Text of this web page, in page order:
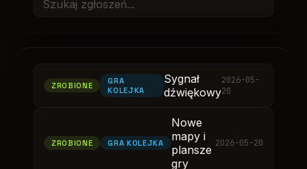
ZROBIONE
GRA
KOLEJKA
Sygnał
dźwiękowy
2026-05-
20
ZROBIONE GRA KOLEJKA
Nowe
mapy i
plansze
gry
2026-05-20